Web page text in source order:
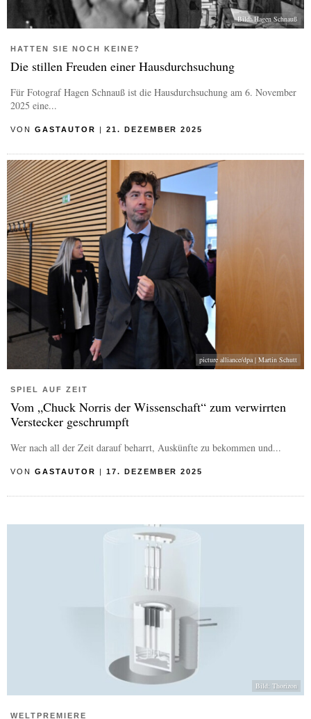
Bild: Hagen Schnauß
HATTEN SIE NOCH KEINE?
Die stillen Freuden einer Hausdurchsuchung
Für Fotograf Hagen Schnauß ist die Hausdurchsuchung am 6. November
2025 eine...
VON GASTAUTOR | 21. DEZEMBER 2025
picture alliance/dpa | Martin Schutt
SPIEL AUF ZEIT
Vom „Chuck Norris der Wissenschaft“ zum verwirrten
Verstecker geschrumpft
Wer nach all der Zeit darauf beharrt, Auskünfte zu bekommen und...
VON GASTAUTOR | 17. DEZEMBER 2025
Bild: Thorizon
WELTPREMIERE